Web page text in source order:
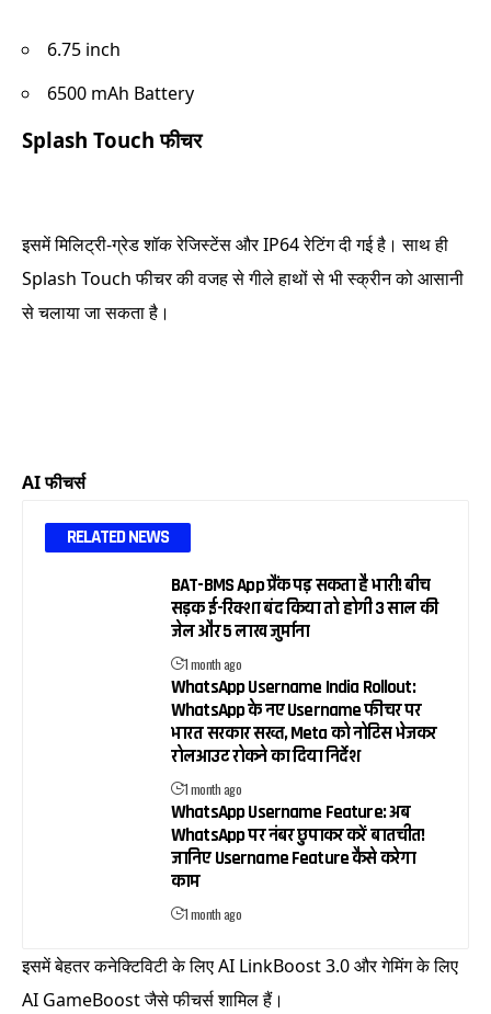
6.75 inch
6500 mAh Battery
Splash Touch फीचर
इसमें मिलिट्री-ग्रेड शॉक रेजिस्टेंस और IP64 रेटिंग दी गई है। साथ ही
Splash Touch फीचर की वजह से गीले हाथों से भी स्क्रीन को आसानी
से चलाया जा सकता है।
AI फीचर्स
RELATED NEWS
BAT-BMS App प्रैंक पड़ सकता है भारी! बीच
सड़क ई-रिक्शा बंद किया तो होगी 3 साल की
जेल और ₹5 लाख जुर्माना
1 month ago
WhatsApp Username India Rollout:
WhatsApp के नए Username फीचर पर
भारत सरकार सख्त, Meta को नोटिस भेजकर
रोलआउट रोकने का दिया निर्देश
1 month ago
WhatsApp Username Feature: अब
WhatsApp पर नंबर छुपाकर करें बातचीत!
जानिए Username Feature कैसे करेगा
काम
1 month ago
इसमें बेहतर कनेक्टिविटी के लिए AI LinkBoost 3.0 और गेमिंग के लिए
AI GameBoost जैसे फीचर्स शामिल हैं।